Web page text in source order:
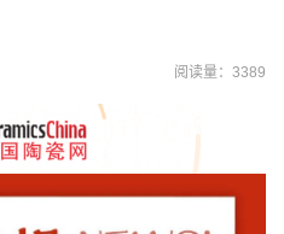
阅读量：3389